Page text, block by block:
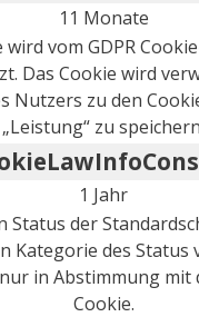
11 Monate
wird vom GDPR
Das Cookie wird
Nutzers zu den
„Leistung“ zu
1 Jahr
Status der
Kategorie des Status
in Abstimmung mit
Cookie.